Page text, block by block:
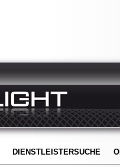
DIENSTLEISTERSUCHE